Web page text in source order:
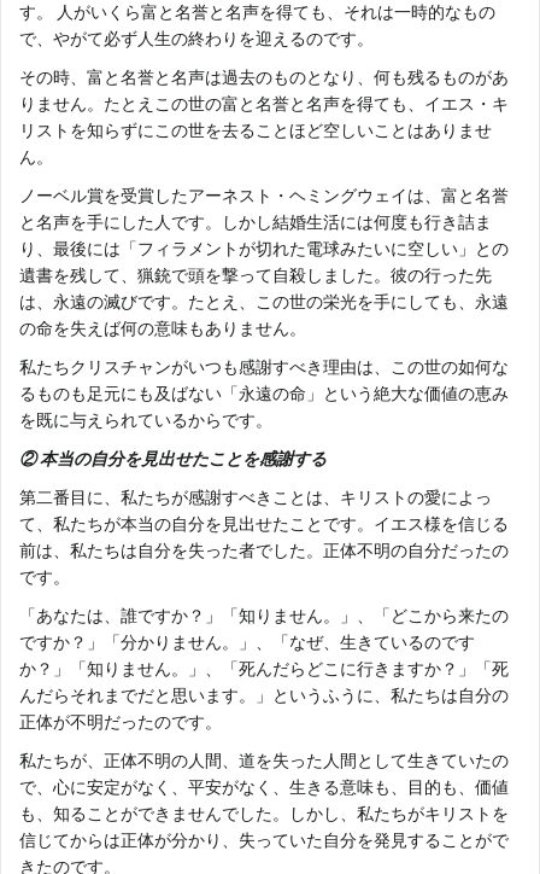
す。 人がいくら富と名誉と名声を得ても、それは一時的なもの
で、やがて必ず人生の終わりを迎えるのです。
その時、富と名誉と名声は過去のものとなり、何も残るものがあ
りません。たとえこの世の富と名誉と名声を得ても、イエス・キ
リストを知らずにこの世を去ることほど空しいことはありませ
ん。
ノーベル賞を受賞したアーネスト・ヘミングウェイは、富と名誉
と名声を手にした人です。しかし結婚生活には何度も行き詰ま
り、最後には「フィラメントが切れた電球みたいに空しい」との
遺書を残して、猟銃で頭を撃って自殺しました。彼の行った先
は、永遠の滅びです。たとえ、この世の栄光を手にしても、永遠
の命を失えば何の意味もありません。
私たちクリスチャンがいつも感謝すべき理由は、この世の如何な
るものも足元にも及ばない「永遠の命」という絶大な価値の恵み
を既に与えられているからです。
② 本当の自分を見出せたことを感謝する
第二番目に、私たちが感謝すべきことは、キリストの愛によっ
て、私たちが本当の自分を見出せたことです。イエス様を信じる
前は、私たちは自分を失った者でした。正体不明の自分だったの
です。
「あなたは、誰ですか？」「知りません。」、「どこから来たの
ですか？」「分かりません。」、「なぜ、生きているのです
か？」「知りません。」、「死んだらどこに行きますか？」「死
んだらそれまでだと思います。」というふうに、私たちは自分の
正体が不明だったのです。
私たちが、正体不明の人間、道を失った人間として生きていたの
で、心に安定がなく、平安がなく、生きる意味も、目的も、価値
も、知ることができませんでした。しかし、私たちがキリストを
信じてからは正体が分かり、失っていた自分を発見することがで
きたのです。